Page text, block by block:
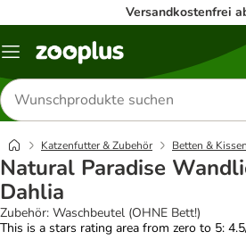
Versandkostenfrei
Menü
Produkte
suchen
Katzenfutter & Zubehör Betten & Kissen
Natural Paradise
Dahlia
Zubehör: Waschbeutel (OHNE Bett!)
This is a stars rating area from zero to 5: